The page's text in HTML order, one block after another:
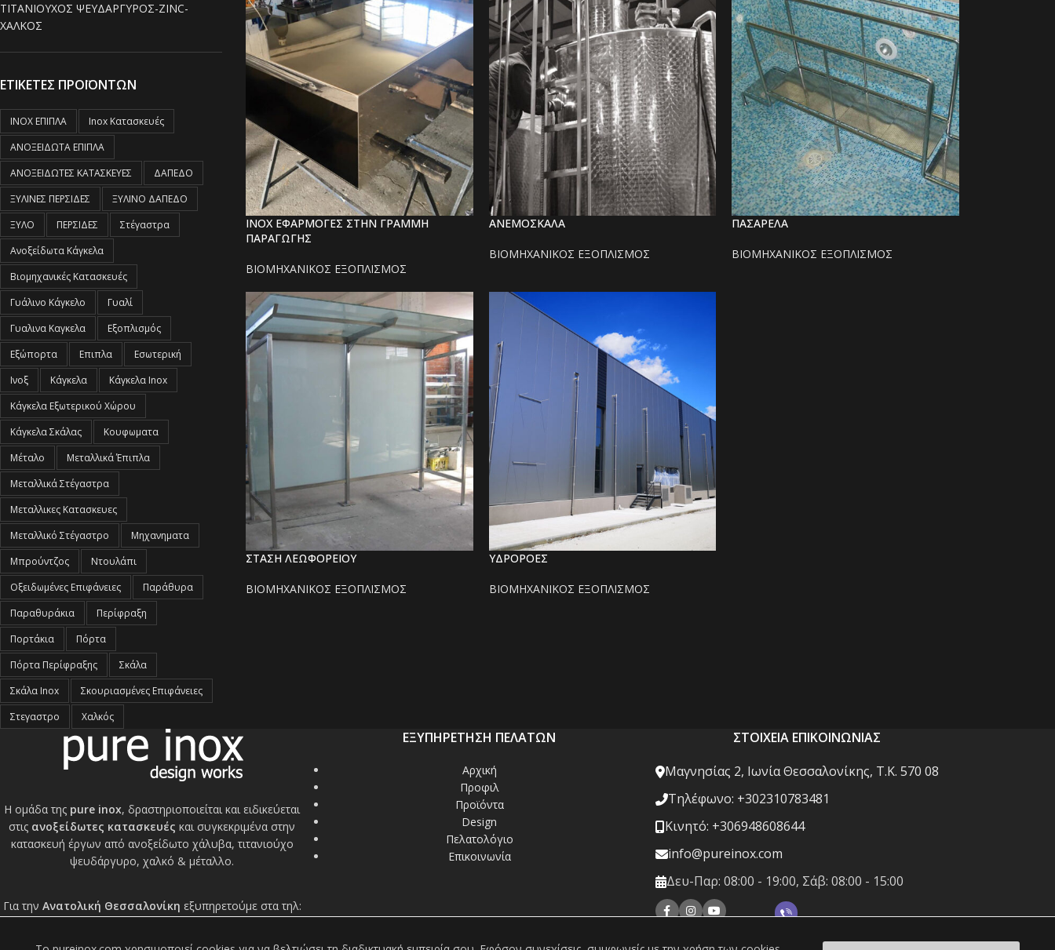
ΤΙΤΑΝΙΟΥΧΟΣ ΨΕΥΔΑΡΓΥΡΟΣ-ZINC-
ΧΑΛΚΟΣ
ΕΤΙΚΕΤΕΣ ΠΡΟΪΟΝΤΩΝ
INOX ΕΠΙΠΛΑ
Inox Κατασκευές
ΑΝΟΞΕΙΔΩΤΑ ΕΠΙΠΛΑ
ΑΝΟΞΕΙΔΩΤΕΣ ΚΑΤΑΣΚΕΥΕΣ
ΔΑΠΕΔΟ
ΞΥΛΙΝΕΣ ΠΕΡΣΙΔΕΣ
ΞΥΛΙΝΟ ΔΑΠΕΔΟ
ΞΥΛΟ
ΠΕΡΣΙΔΕΣ
Στέγαστρα
Ανοξείδωτα Κάγκελα
Βιομηχανικές Κατασκευές
Γυάλινο Κάγκελο
Γυαλί
Γυαλινα Καγκελα
Εξοπλισμός
Εξώπορτα
Επιπλα
Εσωτερική
Ινοξ
Κάγκελα
Κάγκελα Inox
Κάγκελα Εξωτερικού Χώρου
Κάγκελα Σκάλας
Κουφωματα
Μέταλο
Μεταλλικά Έπιπλα
Μεταλλικά Στέγαστρα
Μεταλλικες Κατασκευες
Μεταλλικό Στέγαστρο
Μηχανηματα
Μπρούντζος
Ντουλάπι
Οξειδωμένες Επιφάνειες
Παράθυρα
Παραθυράκια
Περίφραξη
Πορτάκια
Πόρτα
Πόρτα Περίφραξης
Σκάλα
Σκάλα Inox
Σκουριασμένες Επιφάνειες
Στεγαστρο
Χαλκός
INOX ΕΦΑΡΜΟΓΕΣ ΣΤΗΝ ΓΡΑΜΜΗ
ΠΑΡΑΓΩΓΗΣ
ΒΙΟΜΗΧΑΝΙΚΟΣ ΕΞΟΠΛΙΣΜΟΣ
ΑΝΕΜΟΣΚΑΛΑ
ΒΙΟΜΗΧΑΝΙΚΟΣ ΕΞΟΠΛΙΣΜΟΣ
ΠΑΣΑΡΕΛΑ
ΒΙΟΜΗΧΑΝΙΚΟΣ ΕΞΟΠΛΙΣΜΟΣ
ΣΤΑΣΗ ΛΕΩΦΟΡΕΙΟΥ
ΒΙΟΜΗΧΑΝΙΚΟΣ ΕΞΟΠΛΙΣΜΟΣ
ΥΔΡΟΡΟΕΣ
ΒΙΟΜΗΧΑΝΙΚΟΣ ΕΞΟΠΛΙΣΜΟΣ
Η ομάδα της pure inox, δραστηριοποιείται και ειδικεύεται
στις ανοξείδωτες κατασκευέςκαι συγκεκριμένα στην
κατασκευή έργων από ανοξείδωτο χάλυβα, τιτανιούχο
ψευδάργυρο, χαλκό & μέταλλο.
Για την Ανατολική Θεσσαλονίκη εξυπηρετούμε στα τηλ:
ΕΞΥΠΗΡΕΤΗΣΗ ΠΕΛΑΤΩΝ
Αρχική
Προφιλ
Προϊόντα
Design
Πελατολόγιο
Επικοινωνία
ΣΤΟΙΧΕΙΑ ΕΠΙΚΟΙΝΩΝΙΑΣ
Μαγνησίας 2, Ιωνία Θεσσαλονίκης, Τ.Κ. 570 08
Τηλέφωνο: +302310783481
Κινητό: +306948608644
info@pureinox.com
Δευ-Παρ: 08:00 - 19:00, Σάβ: 08:00 - 15:00